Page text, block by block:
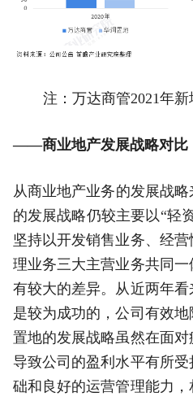
注：万达商管2021年
——商业地产发展战略对比
从商业地产业务的发展战
的发展战略仍较主要以“轻
坚持以开发销售业务、经
理业务三大主营业务共同
有较大的差异。从近两年
是较为成功的，公司有效
置地的发展战略虽然在面对
导致公司的盈利水平有所
础和良好的运营管理能力